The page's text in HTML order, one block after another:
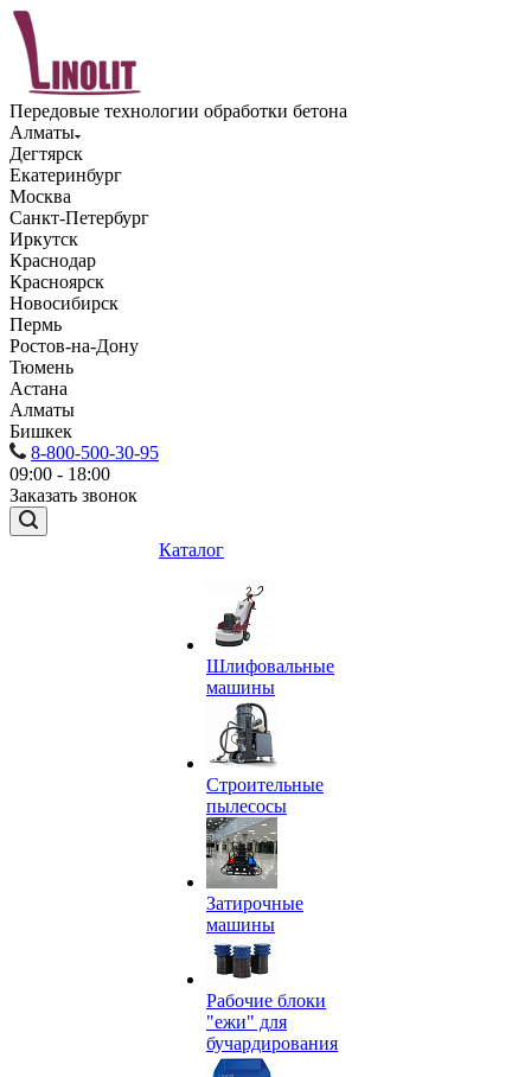
Передовые технологии обработки бетона
Алматы
Дегтярск
Екатеринбург
Москва
Санкт-Петербург
Иркутск
Краснодар
Красноярск
Новосибирск
Пермь
Ростов-на-Дону
Тюмень
Астана
Алматы
Бишкек
8-800-500-30-95
09:00 - 18:00
Заказать звонок
Каталог
Шлифовальные
машины
Строительные
пылесосы
Затирочные
машины
Рабочие блоки
"ежи" для
бучардирования